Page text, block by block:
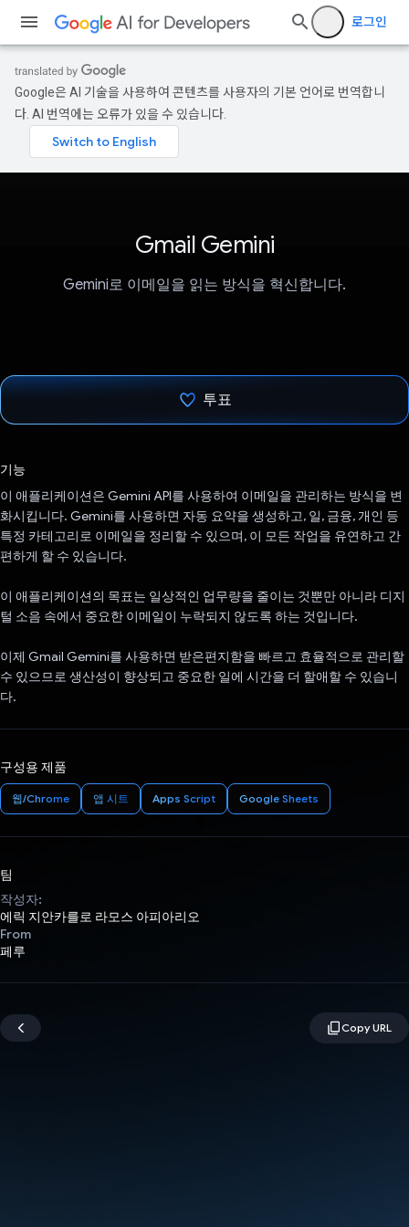
로그인
Google은 AI 기술을 사용하여 콘텐츠를 사용자의 기본 언어로 번역합니
다. AI 번역에는 오류가 있을 수 있습니다.
Gmail Gemini
Gemini로 이메일을 읽는 방식을 혁신합니다.
투표
기능
이 애플리케이션은 Gemini API를 사용하여 이메일을 관리하는 방식을 변
화시킵니다. Gemini를 사용하면 자동 요약을 생성하고, 일, 금융, 개인 등
특정 카테고리로 이메일을 정리할 수 있으며, 이 모든 작업을 유연하고 간
편하게 할 수 있습니다.
이 애플리케이션의 목표는 일상적인 업무량을 줄이는 것뿐만 아니라 디지
털 소음 속에서 중요한 이메일이 누락되지 않도록 하는 것입니다.
이제 Gmail Gemini를 사용하면 받은편지함을 빠르고 효율적으로 관리할
수 있으므로 생산성이 향상되고 중요한 일에 시간을 더 할애할 수 있습니
다.
구성용 제품
웹/Chrome 앱 시트 Apps Script Google Sheets
팀
작성자:
에릭 지안카를로 라모스 아피아리오
From
페루